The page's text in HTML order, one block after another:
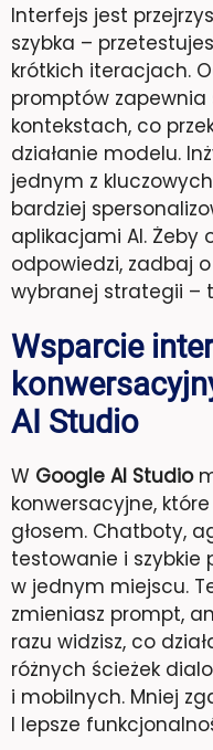
Interfejs jest
szybka –
krótkich iteracjach.
promptów
kontekstach, co
działanie modelu.
jednym z
bardziej
aplikacjami AI. Żeby
odpowiedzi, zadbaj
wybranej strategii –
Wsparcie
AI Studio
W Google AI Studio
konwersacyjne,
głosem. Chatboty,
testowanie i szybkie
w jednym miejscu.
zmieniasz prompt,
razu widzisz, co
różnych ścieżek
i mobilnych. Mniej
I lepsze